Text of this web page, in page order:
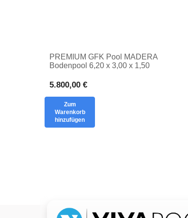
PREMIUM GFK Pool MADERA
Bodenpool 6,20 x 3,00 x 1,50
5.800,00 €
Zum
Warenkorb
hinzufügen